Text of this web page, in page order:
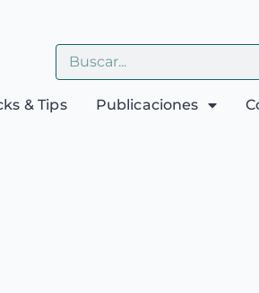
& Tips Publicaciones